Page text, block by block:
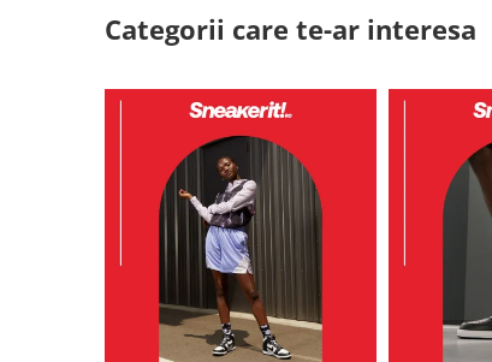
Categorii care te-ar interesa